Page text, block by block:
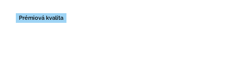
Prémiová kvalita